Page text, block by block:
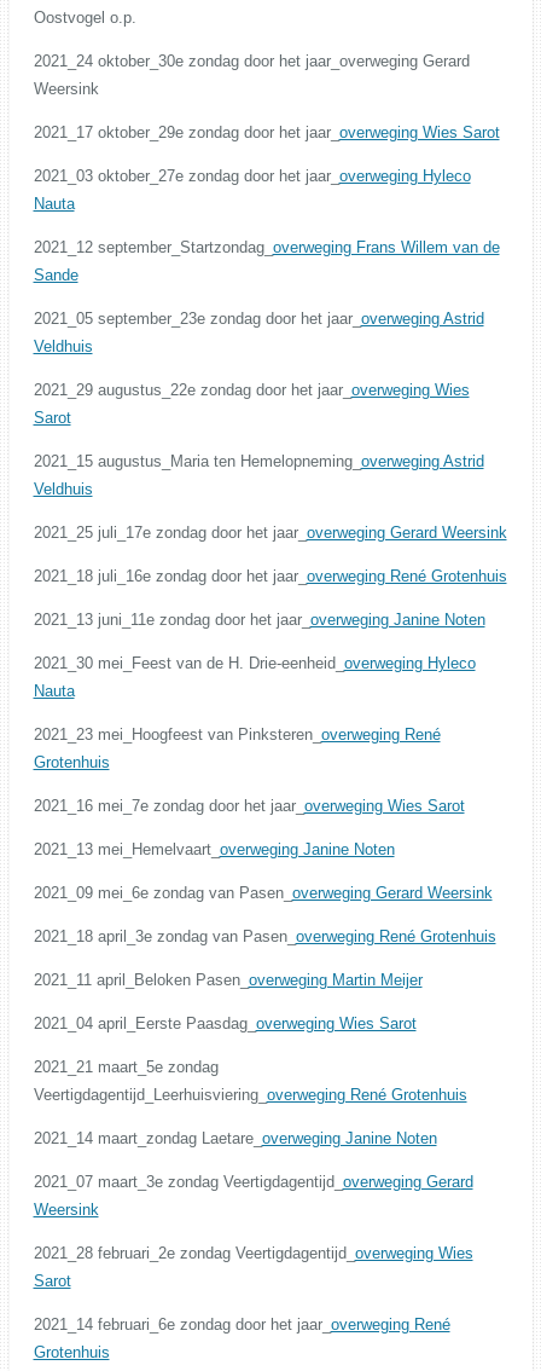
Oostvogel o.p.
2021_24 oktober_30e zondag door het jaar_overweging Gerard
Weersink
2021_17 oktober_29e zondag door het jaar_ overweging Wies Sarot
2021_03 oktober_27e zondag door het jaar_ overweging Hyleco
Nauta
2021_12 september_Startzondag_ overweging Frans Willem van de
Sande
2021_05 september_23e zondag door het jaar_ overweging Astrid
Veldhuis
2021_29 augustus_22e zondag door het jaar_ overweging Wies
Sarot
2021_15 augustus_Maria ten Hemelopneming_ overweging Astrid
Veldhuis
2021_25 juli_17e zondag door het jaar_ overweging Gerard Weersink
2021_18 juli_16e zondag door het jaar_ overweging René Grotenhuis
2021_13 juni_11e zondag door het jaar_ overweging Janine Noten
2021_30 mei_Feest van de H. Drie-eenheid_ overweging Hyleco
Nauta
2021_23 mei_Hoogfeest van Pinksteren_ overweging René
Grotenhuis
2021_16 mei_7e zondag door het jaar_ overweging Wies Sarot
2021_13 mei_Hemelvaart_ overweging Janine Noten
2021_09 mei_6e zondag van Pasen_ overweging Gerard Weersink
2021_18 april_3e zondag van Pasen_ overweging René Grotenhuis
2021_11 april_Beloken Pasen_ overweging Martin Meijer
2021_04 april_Eerste Paasdag_ overweging Wies Sarot
2021_21 maart_5e zondag
Veertigdagentijd_Leerhuisviering_ overweging René Grotenhuis
2021_14 maart_zondag Laetare_ overweging Janine Noten
2021_07 maart_3e zondag Veertigdagentijd_ overweging Gerard
Weersink
2021_28 februari_2e zondag Veertigdagentijd_ overweging Wies
Sarot
2021_14 februari_6e zondag door het jaar_ overweging René
Grotenhuis